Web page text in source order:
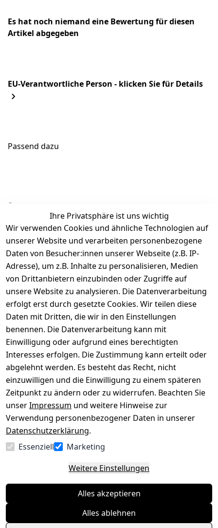
Es hat noch niemand eine Bewertung für diesen
Artikel abgegeben
EU-Verantwortliche Person - klicken Sie für Details
Passend dazu
Ähnliche Produkte
Ihre Privatsphäre ist uns wichtig
Wir verwenden Cookies und ähnliche Technologien auf
unserer Website und verarbeiten personenbezogene
Daten von Besucher:innen unserer Webseite (z.B. IP-
Adresse), um z.B. Inhalte zu personalisieren, Medien
von Drittanbietern einzubinden oder Zugriffe auf
unsere Website zu analysieren. Die Datenverarbeitung
erfolgt erst durch gesetzte Cookies. Wir teilen diese
Daten mit Dritten, die wir in den Einstellungen
benennen. Die Datenverarbeitung kann mit
Einwilligung oder aufgrund eines berechtigten
Interesses erfolgen. Die Zustimmung kann erteilt oder
abgelehnt werden. Es besteht das Recht, nicht
einzuwilligen und die Einwilligung zu einem späteren
Zeitpunkt zu ändern oder zu widerrufen. Beachten Sie
unserImpressum und weitere Hinweise zur
Verwendung personenbezogener Daten in unserer
Datenschutzerklärung.
Essenziell
Marketing
Weitere Einstellungen
Alles akzeptieren
Alles ablehnen
Rechtliches
AGB
Impressum
Datenschutze
rklärung
Barrierefreihe
itserklärung
Widerrufsrec
ht
Über uns
Kontakt
Registrieren
Kataloge zum
Download
Pflege &
Kundendienst
Kiefermöbel
Hilfe
Wir
versenden
mit
Zahle
bequem per
Vertrag
widerrufen